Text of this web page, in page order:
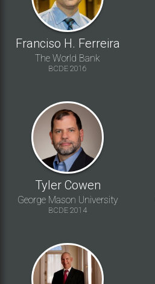
Franciso H. Ferreira
The World Bank
BCDE 2016
Tyler Cowen
George Mason University
BCDE 2014